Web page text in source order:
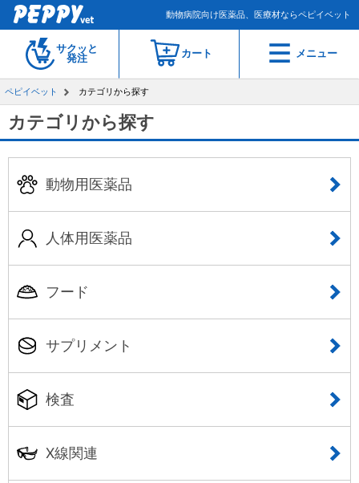
動物病院向け医薬品、医療材ならペピイベット
サクッと
発注
カート メニュー
ペピイベット カテゴリから探す
カテゴリから探す
動物用医薬品
人体用医薬品
フード
サプリメント
検査
X線関連